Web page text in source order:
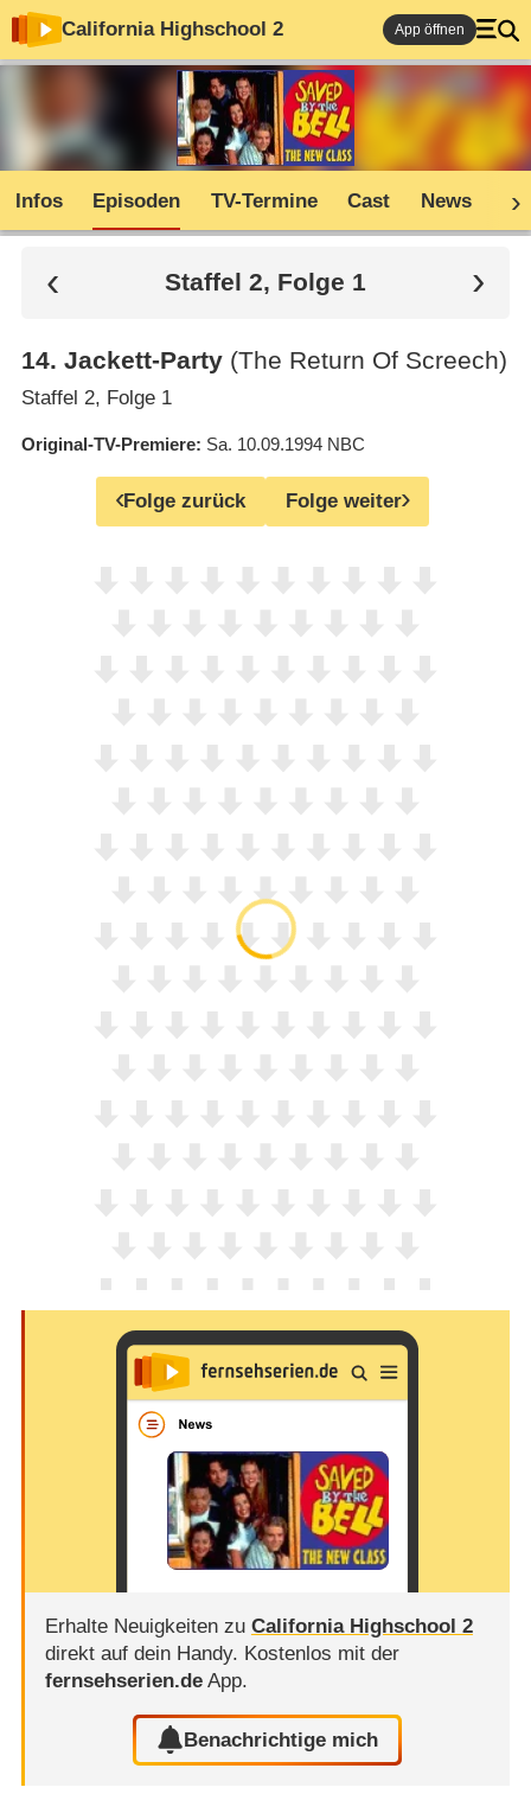
California Highschool 2 App öffnen
Infos Episoden TV-Termine Cast News
Staffel 2, Folge 1
14. Jackett-Party (The Return Of Screech)
Staffel 2, Folge 1
Original-TV-Premiere Sa. 10.09.1994 NBC
Folge zurück Folge weiter
Erhalte Neuigkeiten zu California Highschool 2
direkt auf dein Handy. Kostenlos mit der
fernsehserien.deApp.
Benachrichtige mich